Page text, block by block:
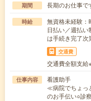
期間 長期のお仕事
時給
無資格未経験
日払い／週払
は手続き完了次
交通費
交通費全額支給
仕事内容
看護助手
≪病院でちょっ
のお手伝い○診